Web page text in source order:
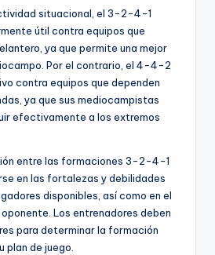
situacional, el 3-2-4-1
útil contra equipos que
ya que permite una mejor
Por el contrario, el 4-4-2
contra equipos que dependen
ya que sus mediocampistas
efectivamente a los extremos
entre las formaciones 3-2-4-1
en las fortalezas y debilidades
disponibles, así como en el
Los entrenadores deben
para determinar la formación
plan de juego.